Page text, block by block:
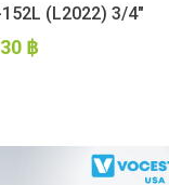
152L (L2022) 3/4″
฿